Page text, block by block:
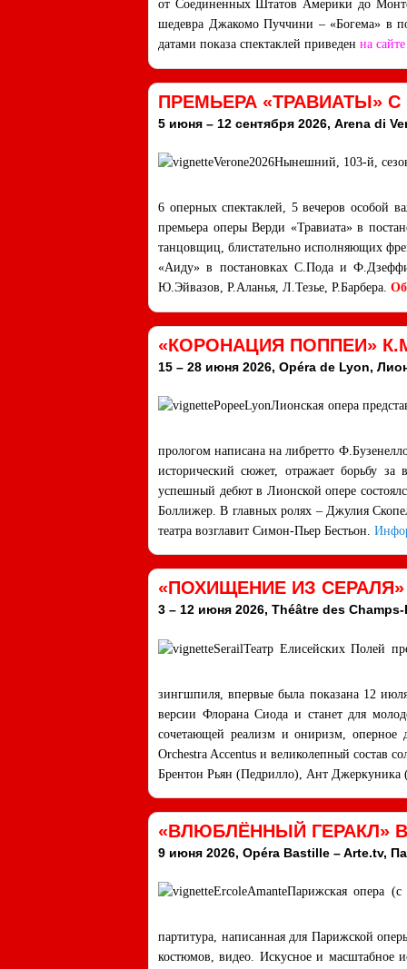
от Соединенных Штатов Америки до
шедевра Джакомо Пуччини – «Богема» в
датами показа спектаклей приведен на
ПРЕМЬЕРА «ТРАВИАТЫ»
5 июня – 12 сентября 2026, Arena di
Нынешний, 103-й,
6 оперных спектаклей, 5 вечеров особой
премьера оперы Верди «Травиата» в
танцовщиц, блистательно исполняющих
«Аиду» в постановках С.Пода и
Ю.Эйвазов, Р.Аланья, Л.Тезье, Р.Барбера.
«КОРОНАЦИЯ ПОППЕИ»
15 – 28 июня 2026, Opéra de Lyon,
Лионская опера
прологом написана на либретто
исторический сюжет, отражает борьбу
успешный дебют в Лионской опере
Боллижер. В главных ролях – Джулия
театра возглавит Симон-Пьер Бестьон.
«ПОХИЩЕНИЕ ИЗ
3 – 12 июня 2026, Théâtre des
Театр Елисейских Полей
зингшпиля, впервые была показана 12
версии Флорана Сиода и станет для
сочетающей реализм и ониризм, оперное
Orchestra Accentus и великолепный состав
Брентон Рьян (Педрилло), Ант
«ВЛЮБЛЁННЫЙ ГЕРАКЛ»
9 июня 2026, Opéra Bastille – Arte.tv,
Парижская опера
партитура, написанная для Парижской
костюмов, видео. Искусное и масштабное